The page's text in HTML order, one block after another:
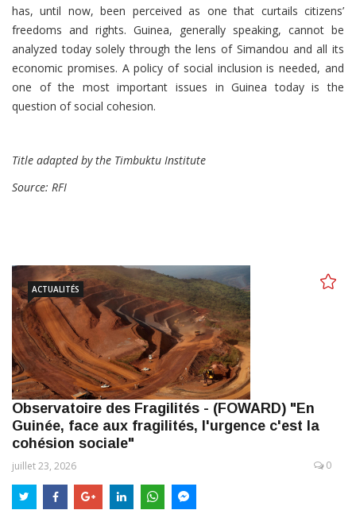
has, until now, been perceived as one that curtails citizens’
freedoms and rights. Guinea, generally speaking, cannot be
analyzed today solely through the lens of Simandou and all its
economic promises. A policy of social inclusion is needed, and
one of the most important issues in Guinea today is the
question of social cohesion.
Title adapted by the Timbuktu Institute
Source: RFI
ACTUALITÉS
Observatoire des Fragilités - (FOWARD) "En
Guinée, face aux fragilités, l'urgence c'est la
cohésion sociale"
juillet 23, 2026 0